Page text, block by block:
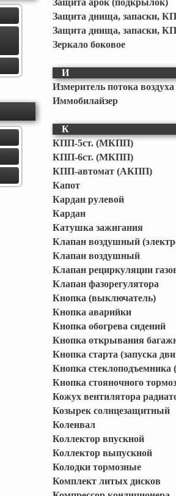
Защита арок (подкрылок)
Защита днища, запаски,
Защита днища, запаски,
Зеркало боковое
И
Измеритель потока
Иммобилайзер
К
КПП-5ст. (МКПП)
КПП-6ст. (МКПП)
КПП-автомат (АКПП)
Капот
Кардан рулевой
Кардан
Катушка зажигания
Клапан воздушный
Клапан воздушный
Клапан рециркуляции
Клапан фазорегулятора
Кнопка (выключатель)
Кнопка аварийки
Кнопка обогрева сидений
Кнопка открывания
Кнопка старта (запуска
Кнопка стеклоподъемника
Кнопка стояночного
Кожух вентилятора
Козырек солнцезащитный
Коленвал
Коллектор впускной
Коллектор выпускной
Колодки тормозные
Комплект литых дисков